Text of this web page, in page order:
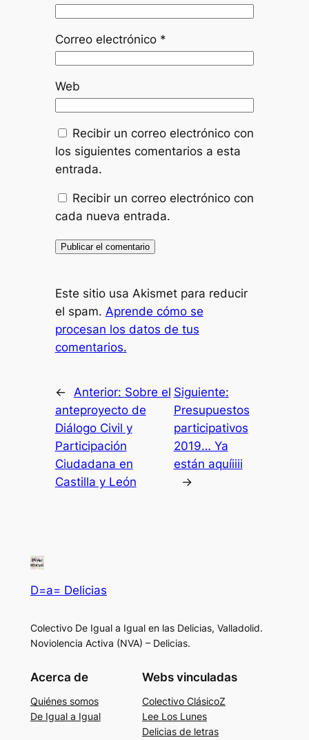
Correo electrónico *
Web
Recibir un correo electrónico con
los siguientes comentarios a esta
entrada.
Recibir un correo electrónico con
cada nueva entrada.
Este sitio usa Akismet para reducir
el spam. Aprende cómo se
procesan los datos de tus
comentarios.
← Anterior: Sobre el
anteproyecto de
Diálogo Civil y
Participación
Ciudadana en
Castilla y León
Siguiente:
Presupuestos
participativos
2019… Ya
están aquíiiii
→
D=a= Delicias
Colectivo De Igual a Igual en las Delicias, Valladolid.
Noviolencia Activa (NVA) – Delicias.
Acerca de
Quiénes somos
De Igual a Igual
Webs vinculadas
Colectivo ClásicoZ
Lee Los Lunes
Delicias de letras